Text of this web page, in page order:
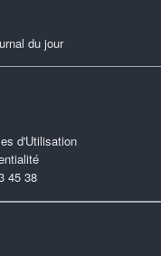
du jour
d'Utilisation
45 38